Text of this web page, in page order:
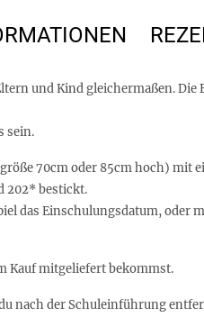
und Kind gleichermaßen.
sein.
70cm oder 85cm hoch) mit
202* bestickt.
das Einschulungsdatum,
Kauf mitgeliefert bekommst.
nach der Schuleinführung